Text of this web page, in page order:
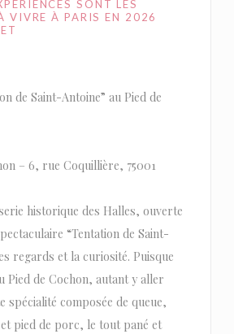
SONT LES
VIVRE À PARIS EN 2026
de Saint-Antoine” au Pied de
– 6, rue Coquillière, 75001
historique des Halles, ouverte
“Tentation de Saint-
regards et la curiosité. Puisque
Pied de Cochon, autant y aller
spécialité composée de queue,
pied de porc, le tout pané et